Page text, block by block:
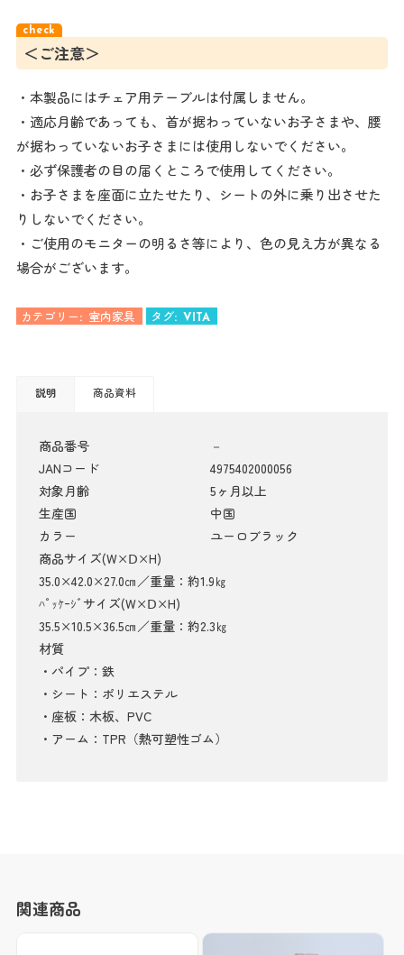
＜ご注意＞
・本製品にはチェア用テーブルは付属しません。
・適応月齢であっても、首が据わっていないお子さまや、腰
が据わっていないお子さまには使用しないでください。
・必ず保護者の目の届くところで使用してください。
・お子さまを座面に立たせたり、シートの外に乗り出させた
りしないでください。
・ご使用のモニターの明るさ等により、色の見え方が異なる
場合がございます。
カテゴリー: 室内家具 タグ: VITA
説明 商品資料
商品番号
－
JANコード
4975402000056
対象月齢
5ヶ月以上
生産国
中国
カラー
ユーロブラック
商品サイズ(W×Ⅾ×H)
35.0×42.0×27.0㎝／重量：約1.9㎏
ﾊﾟｯｹｰｼﾞサイズ(W×Ⅾ×H)
35.5×10.5×36.5㎝／重量：約2.3㎏
材質
・パイプ：鉄
・シート：ポリエステル
・座板：木板、PVC
・アーム：TPR（熱可塑性ゴム）
関連商品